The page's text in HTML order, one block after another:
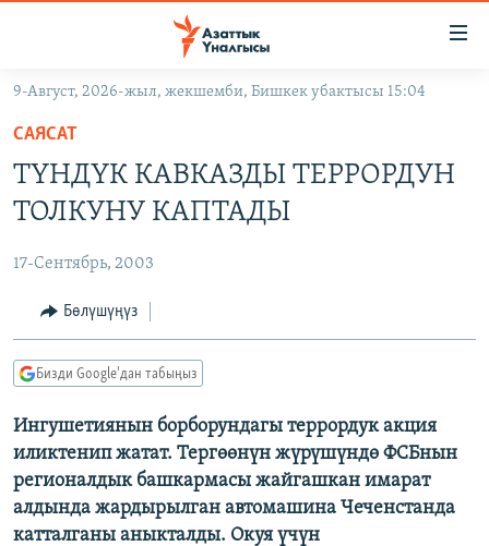
Навигацияга
өтүңүз
Издөөгө
салыңыз
ЭКОНОМИКА
МАДАНИЯТ
ДҮЙНӨ
БОРБОР АЗИЯ
АТАЙЫН ИЛИКТӨӨ
ТВ ПРОГРАММАЛАР
ЭКСПЕРТТЕР ТАЛДАЙТ
БИЗ ЖАНА ДҮЙНӨ
ЭЖЕ-СИҢДИЛЕР
ӨЗГӨЧӨ ПИКИР
Русский
ОНЛАЙН ШЕРИНЕ
9-Август, 2026-жыл, жекшемби, Бишкек убактысы 15:04
САЯСАТ
ТҮНДҮК КАВКАЗДЫ ТЕРРОРДУН
ТОЛКУНУ КАПТАДЫ
17-Сентябрь, 2003
Бөлүшүңүз
Бизди Google'дан табыңыз
Ингушетиянын борборундагы террордук акция
иликтенип жатат. Тергөөнүн жүрүшүндө ФСБнын
регионалдык башкармасы жайгашкан имарат
алдында жардырылган автомашина Чеченстанда
катталганы аныкталды. Окуя үчүн